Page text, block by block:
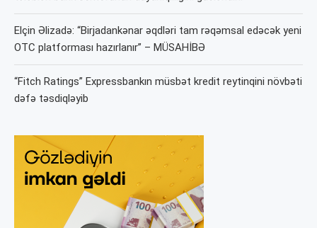
Elçin Əlizadə: “Birjadankənar əqdləri tam rəqəmsal edəcək yeni
OTC platforması hazırlanır” – MÜSAHİBƏ
“Fitch Ratings” Expressbankın müsbət kredit reytinqini növbəti
dəfə təsdiqləyib